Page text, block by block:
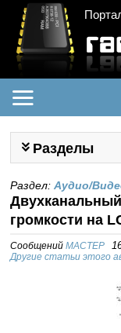
Разделы
Раздел:Аудио/
громкости на
СообщенийMACTEP
Другие статьи этого